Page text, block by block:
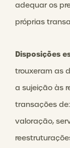
adequar os
próprias
Disposições
trouxeram as
a sujeição às
transações
valoração,